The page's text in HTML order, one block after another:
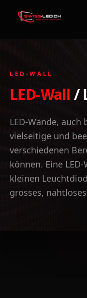
LED-WALL
LED-Wall /
LED-Wände, auch
vielseitige und
verschiedenen
können. Eine
kleinen
grosses,